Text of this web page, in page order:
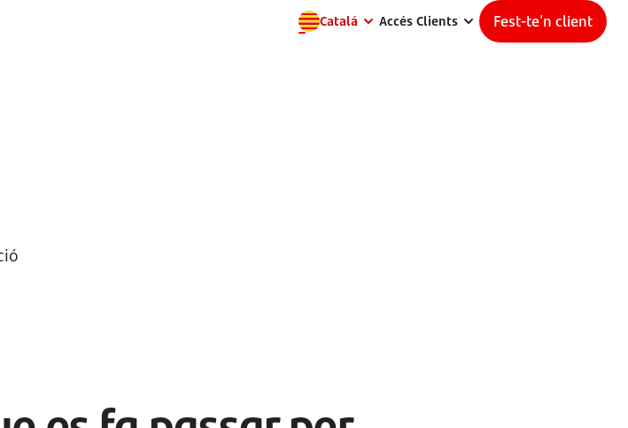
Catalá Accés Clients Fest-te'n client